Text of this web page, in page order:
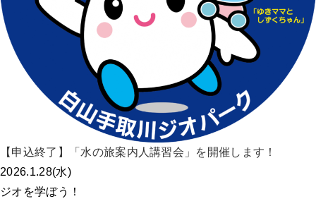
【申込終了】「水の旅案内人講習会」を開催します！
2026.1.28(水)
ジオを学ぼう！